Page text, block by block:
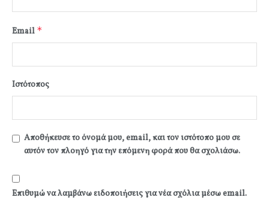
Email *
Ιστότοπος
Αποθήκευσε το όνομά μου, email, και τον ιστότοπο μου σε
αυτόν τον πλοηγό για την επόμενη φορά που θα σχολιάσω.
Επιθυμώ να λαμβάνω ειδοποιήσεις για νέα σχόλια μέσω email.